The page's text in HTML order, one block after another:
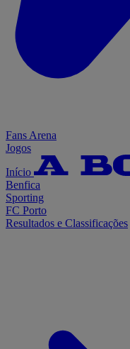
Fans Arena
Jogos
Início
Benfica
Sporting
FC Porto
Resultados e Classificações